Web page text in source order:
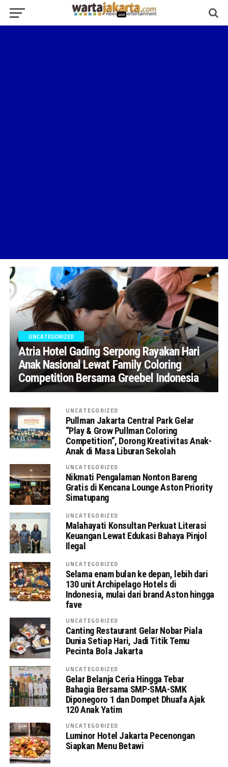
UNCATEGORIZED
Atria Hotel Gading Serpong Rayakan Hari
Anak Nasional Lewat Family Coloring
Competition Bersama Greebel Indonesia
UNCATEGORIZED
Pullman Jakarta Central Park Gelar
“Play & Grow Pullman Coloring
Competition”, Dorong Kreativitas Anak-
Anak di Masa Liburan Sekolah
UNCATEGORIZED
Nikmati Pengalaman Nonton Bareng
Gratis di Kencana Lounge Aston Priority
Simatupang
UNCATEGORIZED
Malahayati Konsultan Perkuat Literasi
Keuangan Lewat Edukasi Bahaya Pinjol
Ilegal
UNCATEGORIZED
Selama enam bulan ke depan, lebih dari
130 unit Archipelago Hotels di
Indonesia, mulai dari brand Aston hingga
fave
UNCATEGORIZED
Canting Restaurant Gelar Nobar Piala
Dunia Setiap Hari, Jadi Titik Temu
Pecinta Bola Jakarta
UNCATEGORIZED
Gelar Belanja Ceria Hingga Tebar
Bahagia Bersama SMP-SMA-SMK
Diponegoro 1 dan Dompet Dhuafa Ajak
120 Anak Yatim
UNCATEGORIZED
Luminor Hotel Jakarta Pecenongan
Siapkan Menu Betawi